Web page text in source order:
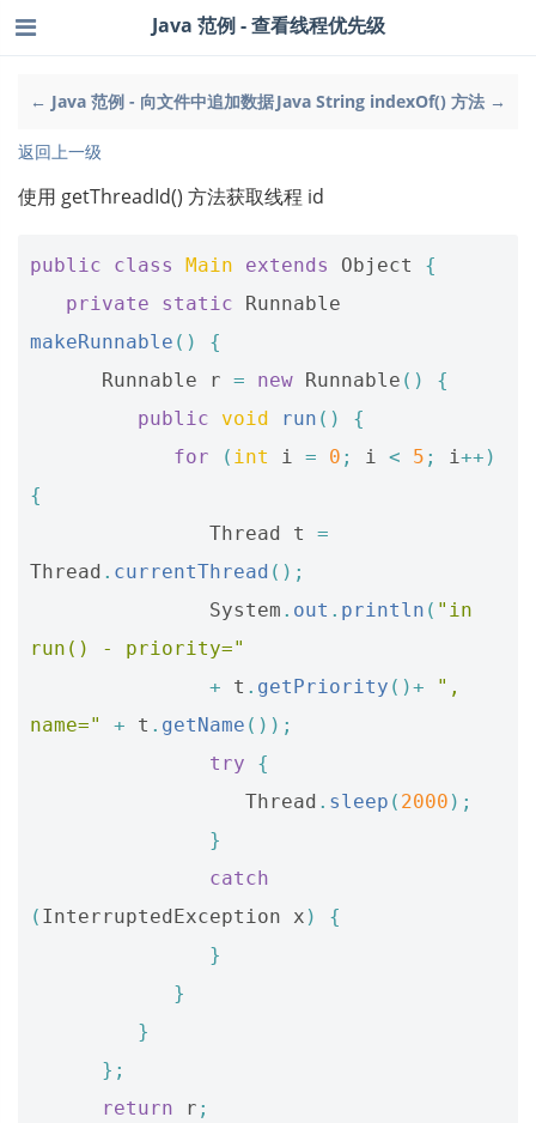
← Java 范例 - 向文件中追加数据Java String indexOf() 方法 →
Java 范例 - 查看线程优先级
返回上一级
使用 getThreadId() 方法获取线程 id
public class Main extends Object
{
private
static
Runnable
makeRunnable ()
{
Runnable
r = new Runnable ()
{
public
void run ()
{
for
( int i = 0 ; i < 5 ; i++)
{
Thread
t
=
Thread . currentThread ();
System . out . println ( "in
run() - priority="
+
t . getPriority ()+
",
name="
+ t . getName ());
try
{
Thread . sleep ( 2000 );
}
catch
( InterruptedException x )
{
}
}
}
};
return
r ;